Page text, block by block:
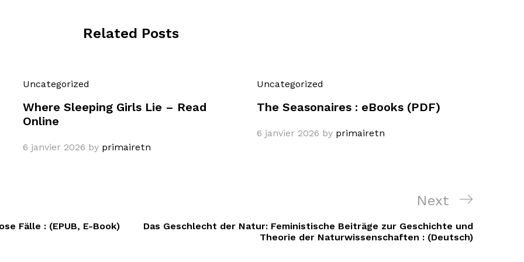
Related Posts
Uncategorized
Where Sleeping Girls Lie – Read
Online
6 janvier 2026 by primairetn
Uncategorized
The Seasonaires : eBooks (PDF)
6 janvier 2026 by primairetn
Fälle : (EPUB, E-Book)
Next
Post
Next
Das Geschlecht der Natur: Feministische Beiträge zur Geschichte und
Theorie der Naturwissenschaften : (Deutsch)